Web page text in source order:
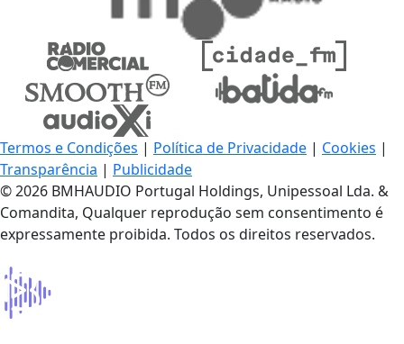
Termos e Condições | Política de Privacidade | Cookies |
Transparência | Publicidade
© 2026 BMHAUDIO Portugal Holdings, Unipessoal Lda. &
Comandita, Qualquer reprodução sem consentimento é
expressamente proibida. Todos os direitos reservados.